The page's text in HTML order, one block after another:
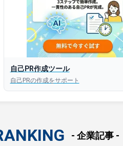
はこちら
版はこちら
自己PR作成ツール
自己PRの作成をサポート
- 企業記事 -